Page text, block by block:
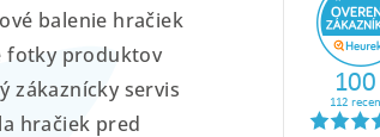
balenie hračiek
fotky produktov
zákaznícky servis
hračiek pred